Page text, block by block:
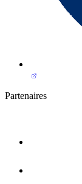
Partenaires